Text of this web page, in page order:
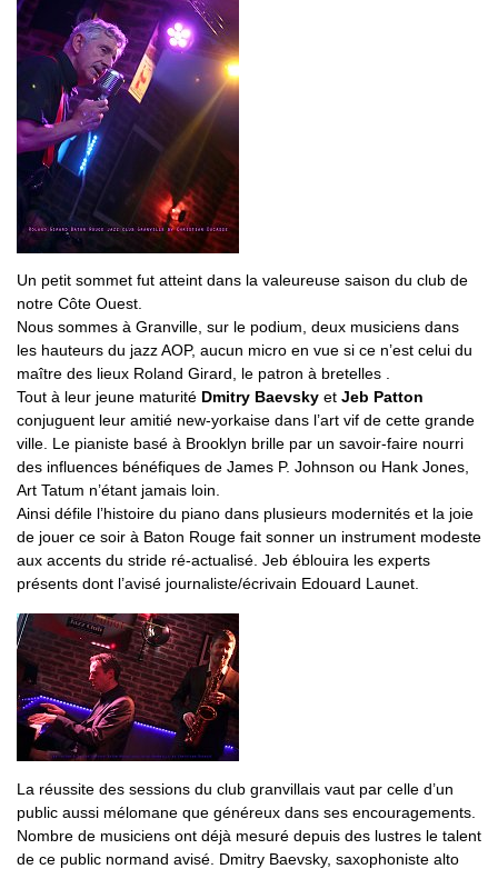
Un petit sommet fut atteint dans la valeureuse saison du club de
notre Côte Ouest.
Nous sommes à Granville, sur le podium, deux musiciens dans
les hauteurs du jazz AOP, aucun micro en vue si ce n’est celui du
maître des lieux Roland Girard, le patron à bretelles .
Tout à leur jeune maturité Dmitry Baevsky et Jeb Patton
conjuguent leur amitié new-yorkaise dans l’art vif de cette grande
ville. Le pianiste basé à Brooklyn brille par un savoir-faire nourri
des influences bénéfiques de James P. Johnson ou Hank Jones,
Art Tatum n’étant jamais loin.
Ainsi défile l’histoire du piano dans plusieurs modernités et la joie
de jouer ce soir à Baton Rouge fait sonner un instrument modeste
aux accents du stride ré-actualisé. Jeb éblouira les experts
présents dont l’avisé journaliste/écrivain Edouard Launet.
La réussite des sessions du club granvillais vaut par celle d’un
public aussi mélomane que généreux dans ses encouragements.
Nombre de musiciens ont déjà mesuré depuis des lustres le talent
de ce public normand avisé. Dmitry Baevsky, saxophoniste alto